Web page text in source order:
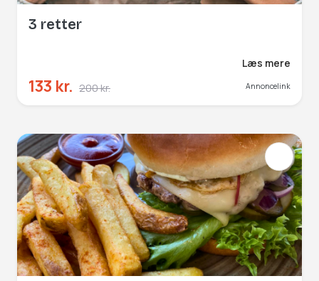
3 retter
Læs mere
133 kr. 200 kr. Annoncelink